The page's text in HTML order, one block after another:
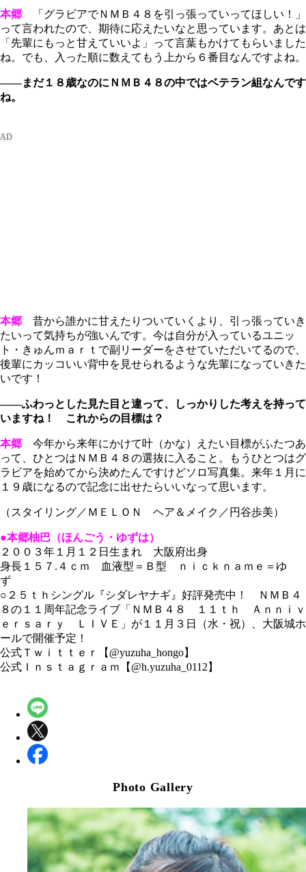
本郷 「グラビアでＮＭＢ４８を引っ張っていってほしい！」
って言われたので、期待に応えたいなと思っています。あとは
「先輩にもっと甘えていいよ」って言葉もかけてもらいました
ね。でも、入った順に数えてもう上から６番目なんですよね。
――まだ１８歳なのにＮＭＢ４８の中ではベテラン組なんです
ね。
本郷 昔から誰かに甘えたりついていくより、引っ張っていき
たいって気持ちが強いんです。今は自分が入っているユニッ
ト・きゅんｍａｒｔで副リーダーをさせていただいてるので、
後輩にカッコいい背中を見せられるような先輩になっていきた
いです！
――ふわっとした見た目と違って、しっかりした考えを持って
いますね！ これからの目標は？
本郷 今年から来年にかけて叶（かな）えたい目標がふたつあ
って、ひとつはＮＭＢ４８の選抜に入ること。もうひとつはグ
ラビアを始めてから決めたんですけどソロ写真集。来年１月に
１９歳になるので記念に出せたらいいなって思います。
（スタイリング／ＭＥＬＯＮ ヘア＆メイク／円谷歩美）
●本郷柚巴（ほんごう・ゆずは）
２００３年１月１２日生まれ 大阪府出身
身長１５７.４ｃｍ 血液型＝Ｂ型 ｎｉｃｋｎａｍｅ＝ゆ
ず
○２５ｔｈシングル『シダレヤナギ』好評発売中！ ＮＭＢ４
８の１１周年記念ライブ「ＮＭＢ４８ １１ｔｈ Ａｎｎｉｖ
ｅｒｓａｒｙ ＬＩＶＥ」が１１月３日（水・祝）、大阪城ホ
ールで開催予定！
公式Ｔｗｉｔｔｅｒ【@yuzuha_hongo】
公式Ｉｎｓｔａｇｒａｍ【@h.yuzuha_0112】
Photo Gallery